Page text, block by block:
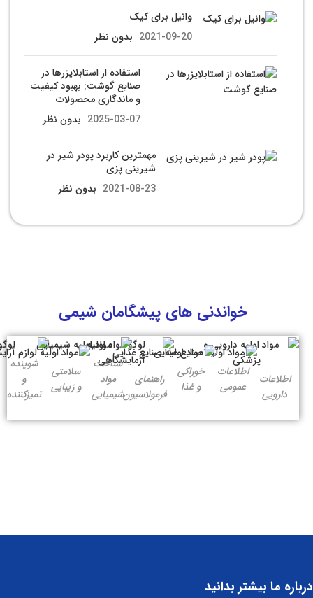
وانیل برای کیک
2021-09-20 بدون نظر
استفاده از استابلایزرها در
صنایع گوشت: بهبود کیفیت
و ماندگاری محصولات
2025-03-07 بدون نظر
مهمترین کاربرد پودر شیر در
شیرینی پزی
2021-08-23 بدون نظر
خواندنی های پیشگامان شیمی
اطلاعات
دارویی
اطلاعات
عمومی
خوراکی
و غذا
راهنمای
فرمولاسیون
شناخت
مواد
شیمیایی
سلامتی
و زیبایی
شوینده
و
تمیزکننده
درباره ما بیشتر بدانید